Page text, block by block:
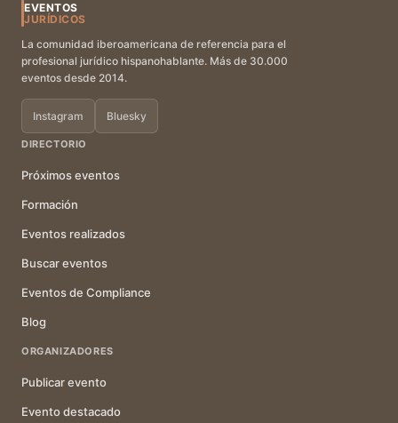
EVENTOS
JURÍDICOS
La comunidad iberoamericana de referencia para el
profesional jurídico hispanohablante. Más de 30.000
eventos desde 2014.
Instagram Bluesky
DIRECTORIO
Próximos eventos
Formación
Eventos realizados
Buscar eventos
Eventos de Compliance
Blog
ORGANIZADORES
Publicar evento
Evento destacado